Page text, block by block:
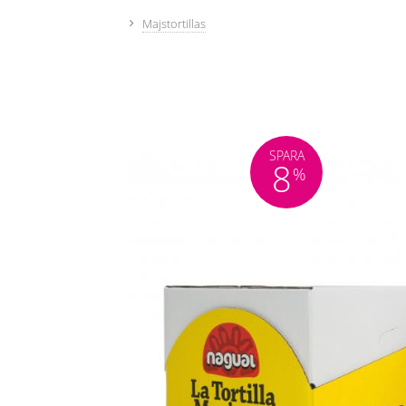
Majstortillas
SPARA
8%